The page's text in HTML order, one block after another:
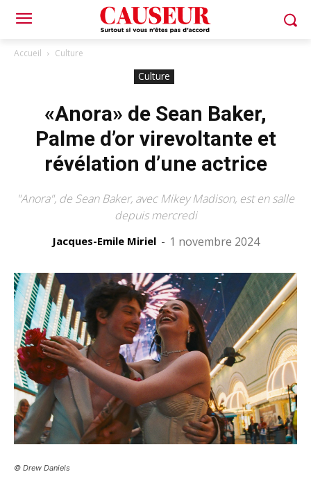
Accueil Culture
Culture
«Anora» de Sean Baker,
Palme d’or virevoltante et
révélation d’une actrice
"Anora", de Sean Baker, avec Mikey Madison, est en salle
depuis mercredi
Jacques-Emile Miriel - 1 novembre 2024
© Drew Daniels